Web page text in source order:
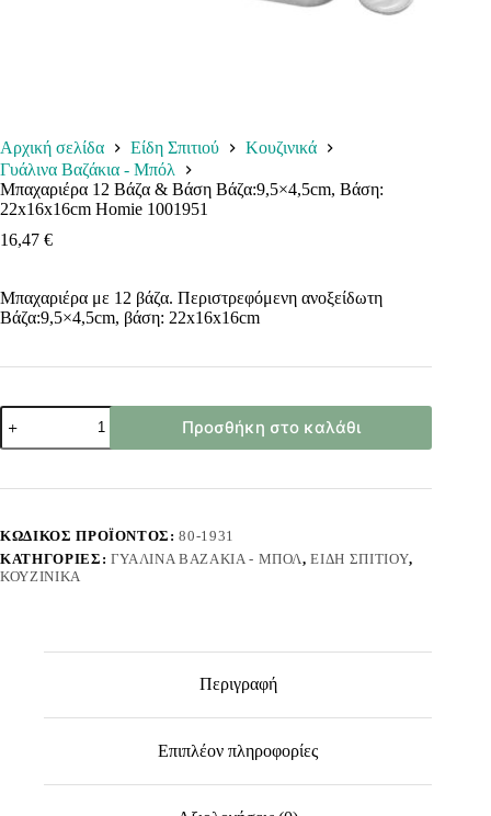
Αρχική σελίδα Είδη Σπιτιού
Κουζινικά
Γυάλινα Βαζάκια - Μπόλ
Μπαχαριέρα 12 Βάζα & Βάση Βάζα:9,5×4,5cm, Βάση:
22x16x16cm Homie 1001951
16,47 €
Μπαχαριέρα με 12 βάζα. Περιστρεφόμενη ανοξείδωτη
Βάζα:9,5×4,5cm, βάση: 22x16x16cm
Μπαχαριέρα
12
Βάζα
Βάση
22x16x16cm
Homie
1001951
Προσθήκη στο καλάθι
ΚΩΔΙΚΌΣ ΠΡΟΪΌΝΤΟΣ:80-1931
ΚΑΤΗΓΟΡΊΕΣ: ΓΥΆΛΙΝΑ ΒΑΖΆΚΙΑ - ΜΠΌΛ,ΕΊΔΗ ΣΠΙΤΙΟΎ,
ΚΟΥΖΙΝΙΚΆ
Περιγραφή
Επιπλέον πληροφορίες